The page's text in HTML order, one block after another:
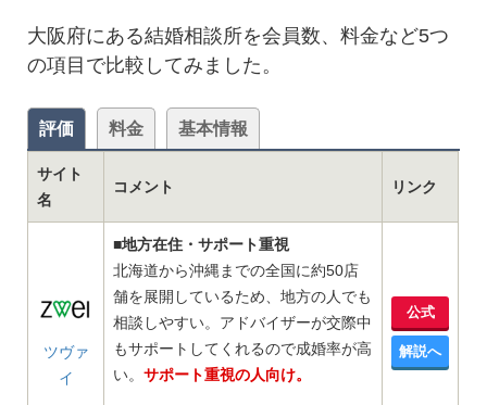
大阪府にある結婚相談所を会員数、料金など5つ
の項目で比較してみました。
評価 料金 基本情報
サイト
名
コメント リンク
ツヴァ
イ
■地方在住・サポート重視
北海道から沖縄までの全国に約50店
舗を展開しているため、地方の人でも
相談しやすい。アドバイザーが交際中
もサポートしてくれるので成婚率が高
い。サポート重視の人向け。
公式
解説へ